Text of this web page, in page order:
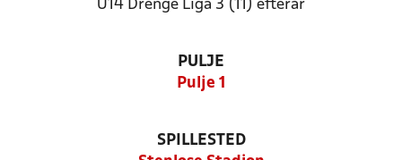
U14 Drenge Liga 3 (11) efterår
PULJE
Pulje 1
SPILLESTED